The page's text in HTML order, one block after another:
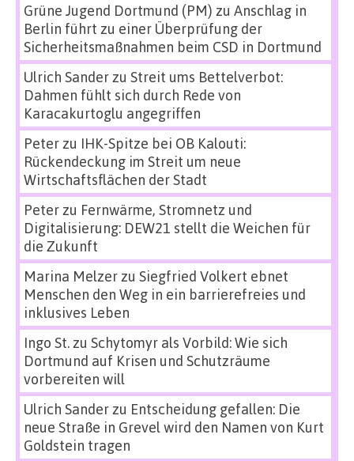
Grüne Jugend Dortmund (PM) zu Anschlag in
Berlin führt zu einer Überprüfung der
Sicherheitsmaßnahmen beim CSD in Dortmund
Ulrich Sanderzu Streit ums Bettelverbot:
Dahmen fühlt sich durch Rede von
Karacakurtoglu angegriffen
Peterzu IHK-Spitze bei OB Kalouti:
Rückendeckung im Streit um neue
Wirtschaftsflächen der Stadt
Peterzu Fernwärme, Stromnetz und
Digitalisierung: DEW21 stellt die Weichen für
die Zukunft
Marina Melzerzu Siegfried Volkert ebnet
Menschen den Weg in ein barrierefreies und
inklusives Leben
Ingo St.zu Schytomyr als Vorbild: Wie sich
Dortmund auf Krisen und Schutzräume
vorbereiten will
Ulrich Sanderzu Entscheidung gefallen: Die
neue Straße in Grevel wird den Namen von Kurt
Goldstein tragen